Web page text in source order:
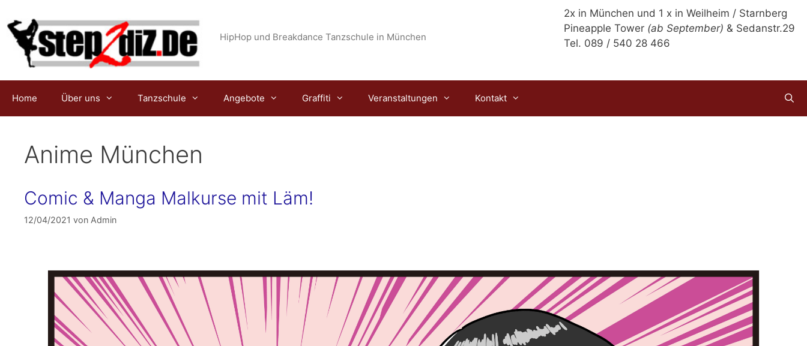
Inhalt
springen
2x in München und 1 x in Weilheim / Starnberg
Pineapple Tower (ab September) & Sedanstr.29
Tel. 089 / 540 28 466
HipHop und Breakdance Tanzschule in München
Home Über uns Tanzschule Angebote Graffiti Veranstaltungen Kontakt
Anime München
Comic & Manga Malkurse mit Läm!
12/04/2021 von Admin